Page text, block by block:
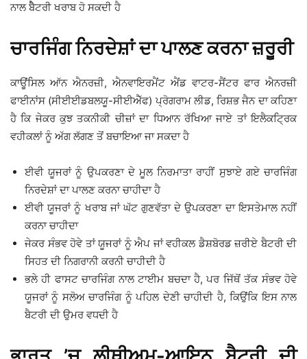
ਨਾਲ ਬੈੈਟਰੀ ਖਰਾਬ ਹੋ ਸਕਦੀ ਹੈ
ਚਾਰਜਿੰਗ ਨਿਰਦੇਸ਼ਾਂ ਦਾ ਪਾਲਣ ਕਰਨਾ ਜ਼ਰੂਰੀ
ਕਾਊਂਸਿਲ ਆੱਨ ਐਨਰਜ਼ੀ, ਐਨਵਾਇਰਮੈਂਟ ਐਂਡ ਵਾਟਰ-ਸੈਂਟਰ ਫਾਰ ਐਨਰਜ਼ੀ
ਫਾਈਨਾਂਸ (ਸੀਈਈਡਬਲਯੂ-ਸੀਈਐੱਫ) ਪ੍ਰੋਗਰਾਮ ਲੀਡ, ਰਿਸ਼ਭ ਜੈਨ ਦਾ ਕਹਿਣਾ
ਹੈ ਕਿ ਜੇਕਰ ਕੁਝ ਤਕਨੀਕੀ ਚੀਜ਼ਾਂ ਦਾ ਧਿਆਨ ਰੱਖਿਆ ਜਾਏ ਤਾਂ ਇਲੈਕਟ੍ਰਿਕ
ਵਹੀਕਲਾਂ ਨੂੰ ਅੱਗ ਲੱਗਣ ਤੋਂ ਬਚਾਇਆ ਜਾ ਸਕਦਾ ਹੈ
ਈਵੀ ਯੂਜਰਾਂ ਨੂੰ ਉਪਕਰਣਾ ਦੇ ਮੂਲ ਨਿਰਮਾਤਾ ਰਾਹੀਂ ਸੁਝਾਏ ਗਏ ਚਾਰਜਿੰਗ
ਨਿਰਦੇਸ਼ਾਂ ਦਾ ਪਾਲਣ ਕਰਨਾ ਚਾਹੀਦਾ ਹੈ
ਈਵੀ ਯੂਜਰਾਂ ਨੂੰ ਖਰਾਬ ਜਾਂ ਘੱਟ ਗੁਣਵੱਤਾ ਦੇ ਉਪਕਰਣਾ ਦਾ ਇਸਤੇਮਾਲ ਨਹੀਂ
ਕਰਨਾ ਚਾਹੀਦਾ
ਜੇਕਰ ਸੰਭਵ ਹੋਵੇ ਤਾਂ ਯੂਜਰਾਂ ਨੂੰ ਐਪ ਜਾਂ ਵਹੀਕਲ ਡੈਸ਼ਬੋਰਡ ਜ਼ਰੀਏ ਬੈਟਰੀ ਦੀ
ਸਿਹਤ ਦੀ ਨਿਗਰਾਨੀ ਕਰਨੀ ਚਾਹੀਦੀ ਹੈ
ਭਲੇ ਹੀ ਫਾਸਟ ਚਾਰਜਿੰਗ ਨਾਲ ਟਾਈਮ ਬਚਦਾ ਹੈ, ਪਰ ਜਿੱਥੋਂ ਤੱਕ ਸੰਭਵ ਹੋਵੇ
ਯੂਜਰਾਂ ਨੂੰ ਸਲੋਅ ਚਾਰਜਿੰਗ ਨੂੰ ਪਹਿਲ ਦੇਣੀ ਚਾਹੀਦੀ ਹੈ, ਕਿਉਂਕਿ ਇਸ ਨਾਲ
ਬੈਟਰੀ ਦੀ ਉਮਰ ਵਧਦੀ ਹੈ